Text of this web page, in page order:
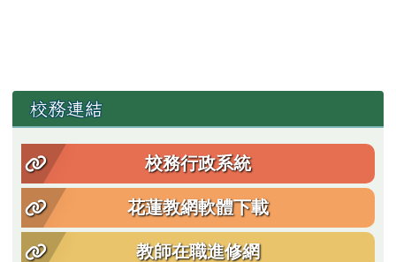
左邊區域內容
校務連結
校務行政系統
花蓮教網軟體下載
教師在職進修網